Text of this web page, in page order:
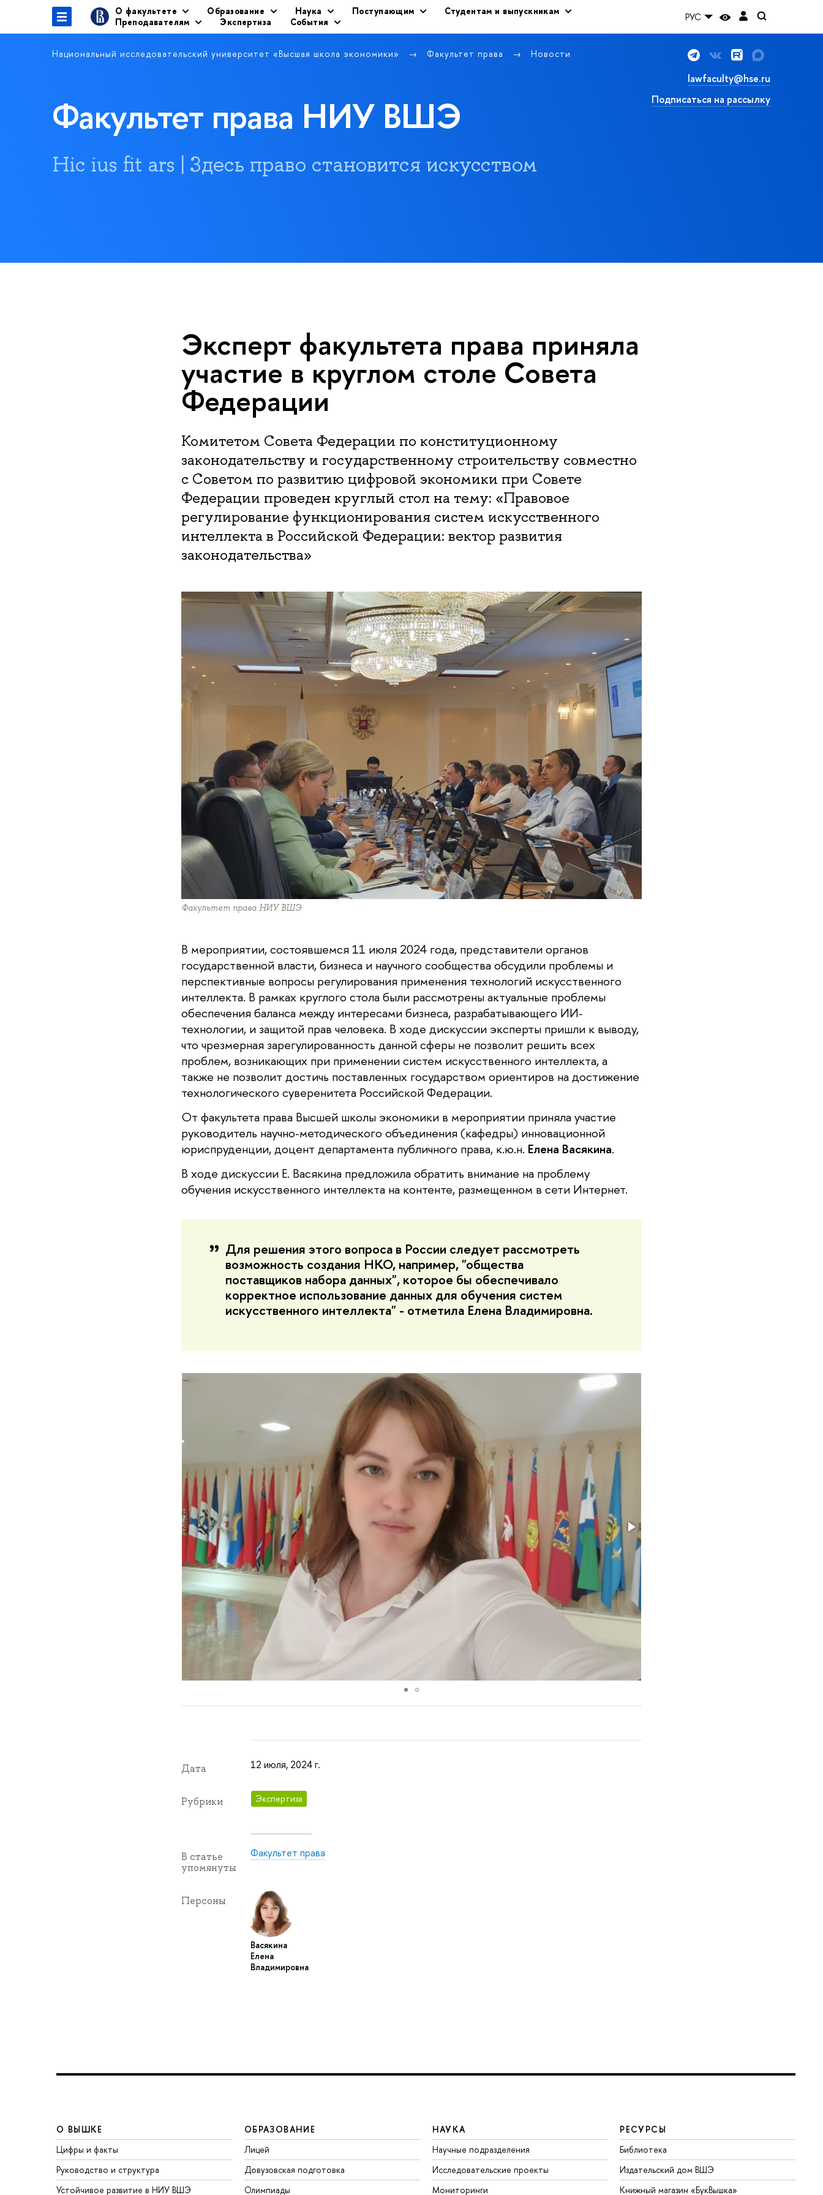
О факультете Образование Наука Поступающим
Студентам и выпускникам
Преподавателям
Экспертиза События РУС
Национальный исследовательский университет «Высшая школа экономики» Факультет права Новости
Факультет права НИУ ВШЭ
Hic ius fit ars | Здесь право становится искусством
lawfaculty@hse.ru
Подписаться на рассылку
Эксперт факультета права приняла
участие в круглом столе Совета
Федерации
Комитетом Совета Федерации по конституционному
законодательству и государственному строительству совместно
с Советом по развитию цифровой экономики при Совете
Федерации проведен круглый стол на тему: «Правовое
регулирование функционирования систем искусственного
интеллекта в Российской Федерации: вектор развития
законодательства»
Факультет права НИУ ВШЭ
В мероприятии, состоявшемся 11 июля 2024 года, представители органов
государственной власти, бизнеса и научного сообщества обсудили проблемы и
перспективные вопросы регулирования применения технологий искусственного
интеллекта. В рамках круглого стола были рассмотрены актуальные проблемы
обеспечения баланса между интересами бизнеса, разрабатывающего ИИ-
технологии, и защитой прав человека. В ходе дискуссии эксперты пришли к выводу,
что чрезмерная зарегулированность данной сферы не позволит решить всех
проблем, возникающих при применении систем искусственного интеллекта, а
также не позволит достичь поставленных государством ориентиров на достижение
технологического суверенитета Российской Федерации.
От факультета права Высшей школы экономики в мероприятии приняла участие
руководитель научно-методического объединения (кафедры) инновационной
юриспруденции, доцент департамента публичного права, к.ю.н. Елена Васякина.
В ходе дискуссии Е. Васякина предложила обратить внимание на проблему
обучения искусственного интеллекта на контенте, размещенном в сети Интернет.
Для решения этого вопроса в России следует рассмотреть
возможность создания НКО, например, "общества
поставщиков набора данных", которое бы обеспечивало
корректное использование данных для обучения систем
искусственного интеллекта" - отметила Елена Владимировна.
Дата 12 июля, 2024 г.
Рубрики Экспертиза
В статье
упомянуты
Факультет права
Персоны
Васякина
Елена
Владимировна
О ВЫШКЕ
Цифры и факты
Руководство и структура
Устойчивое развитие в НИУ ВШЭ
ОБРАЗОВАНИЕ
Лицей
Довузовская подготовка
Олимпиады
НАУКА
Научные подразделения
Исследовательские проекты
Мониторинги
РЕСУРСЫ
Библиотека
Издательский дом ВШЭ
Книжный магазин «БукВышка»